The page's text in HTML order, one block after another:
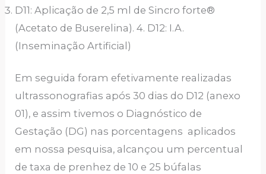
D11: Aplicação de 2,5 ml de Sincro forte®
(Acetato de Buserelina). 4. D12: I.A.
(Inseminação Artificial)
Em seguida foram efetivamente realizadas
ultrassonografias após 30 dias do D12 (anexo
01), e assim tivemos o Diagnóstico de
Gestação (DG) nas porcentagens aplicados
em nossa pesquisa, alcançou um percentual
de taxa de prenhez de 10 e 25 búfalas